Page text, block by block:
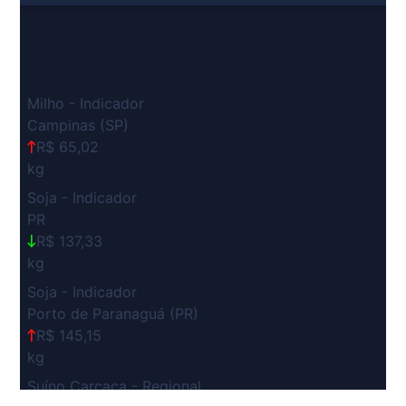
Milho - Indicador
Campinas (SP)
R$ 65,02
kg
Soja - Indicador
PR
R$ 137,33
kg
Soja - Indicador
Porto de Paranaguá (PR)
R$ 145,15
kg
Suíno Carcaça - Regional